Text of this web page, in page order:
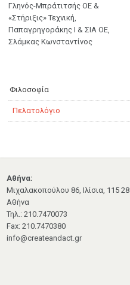
Γληνός-Μπράτιτσής ΟΕ &
«Στήριξις» Τεχνική,
Παπαγρηγοράκης Ι & ΣΙΑ ΟΕ,
Σλάμκας Κωνσταντίνος
Φιλοσοφία
Πελατολόγιο
Αθήνα:
Μιχαλακοπούλου 86, Ιλίσια, 115 28
Αθήνα
Τηλ.: 210.7470073
Fax: 210.7470380
info@createandact.gr